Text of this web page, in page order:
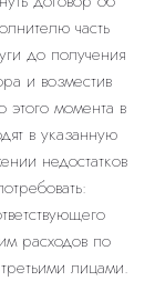
часть
до получения
и возместив
момента в
в указанную
недостатков
расходов по
лицами.